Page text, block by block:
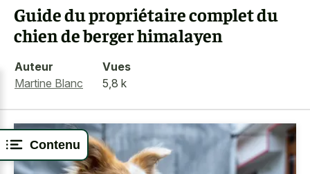
Contenu
Guide du propriétaire complet du
chien de berger himalayen
Auteur
Martine Blanc
Vues
5,8 k